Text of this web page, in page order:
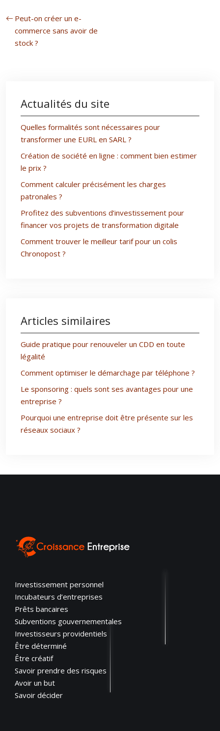
Peut-on créer un e-
commerce sans avoir de
stock ?
Actualités du site
Quelles formalités sont nécessaires pour
transformer une EURL en SARL ?
Création de société en ligne : comment bien estimer
le prix ?
Comment calculer précisément les charges
patronales ?
Profitez des subventions d’investissement pour
financer vos projets de transformation digitale
Comment trouver le meilleur tarif pour un colis
Chronopost ?
Articles similaires
Guide pratique pour renouveler un CDD en toute
légalité
Comment optimiser le démarchage par téléphone ?
Le sponsoring : quels sont ses avantages pour une
entreprise ?
Pourquoi une entreprise doit être présente sur les
réseaux sociaux ?
Investissement personnel
Incubateurs d’entreprises
Prêts bancaires
Subventions gouvernementales
Investisseurs providentiels
Être déterminé
Être créatif
Savoir prendre des risques
Avoir un but
Savoir décider